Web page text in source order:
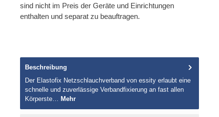
sind nicht im Preis der Geräte und Einrichtungen
enthalten und separat zu beauftragen.
Beschreibung
Der Elastofix Netzschlauchverband von essity erlaubt eine
schnelle und zuverlässige Verbandfixierung an fast allen
Körperste… Mehr